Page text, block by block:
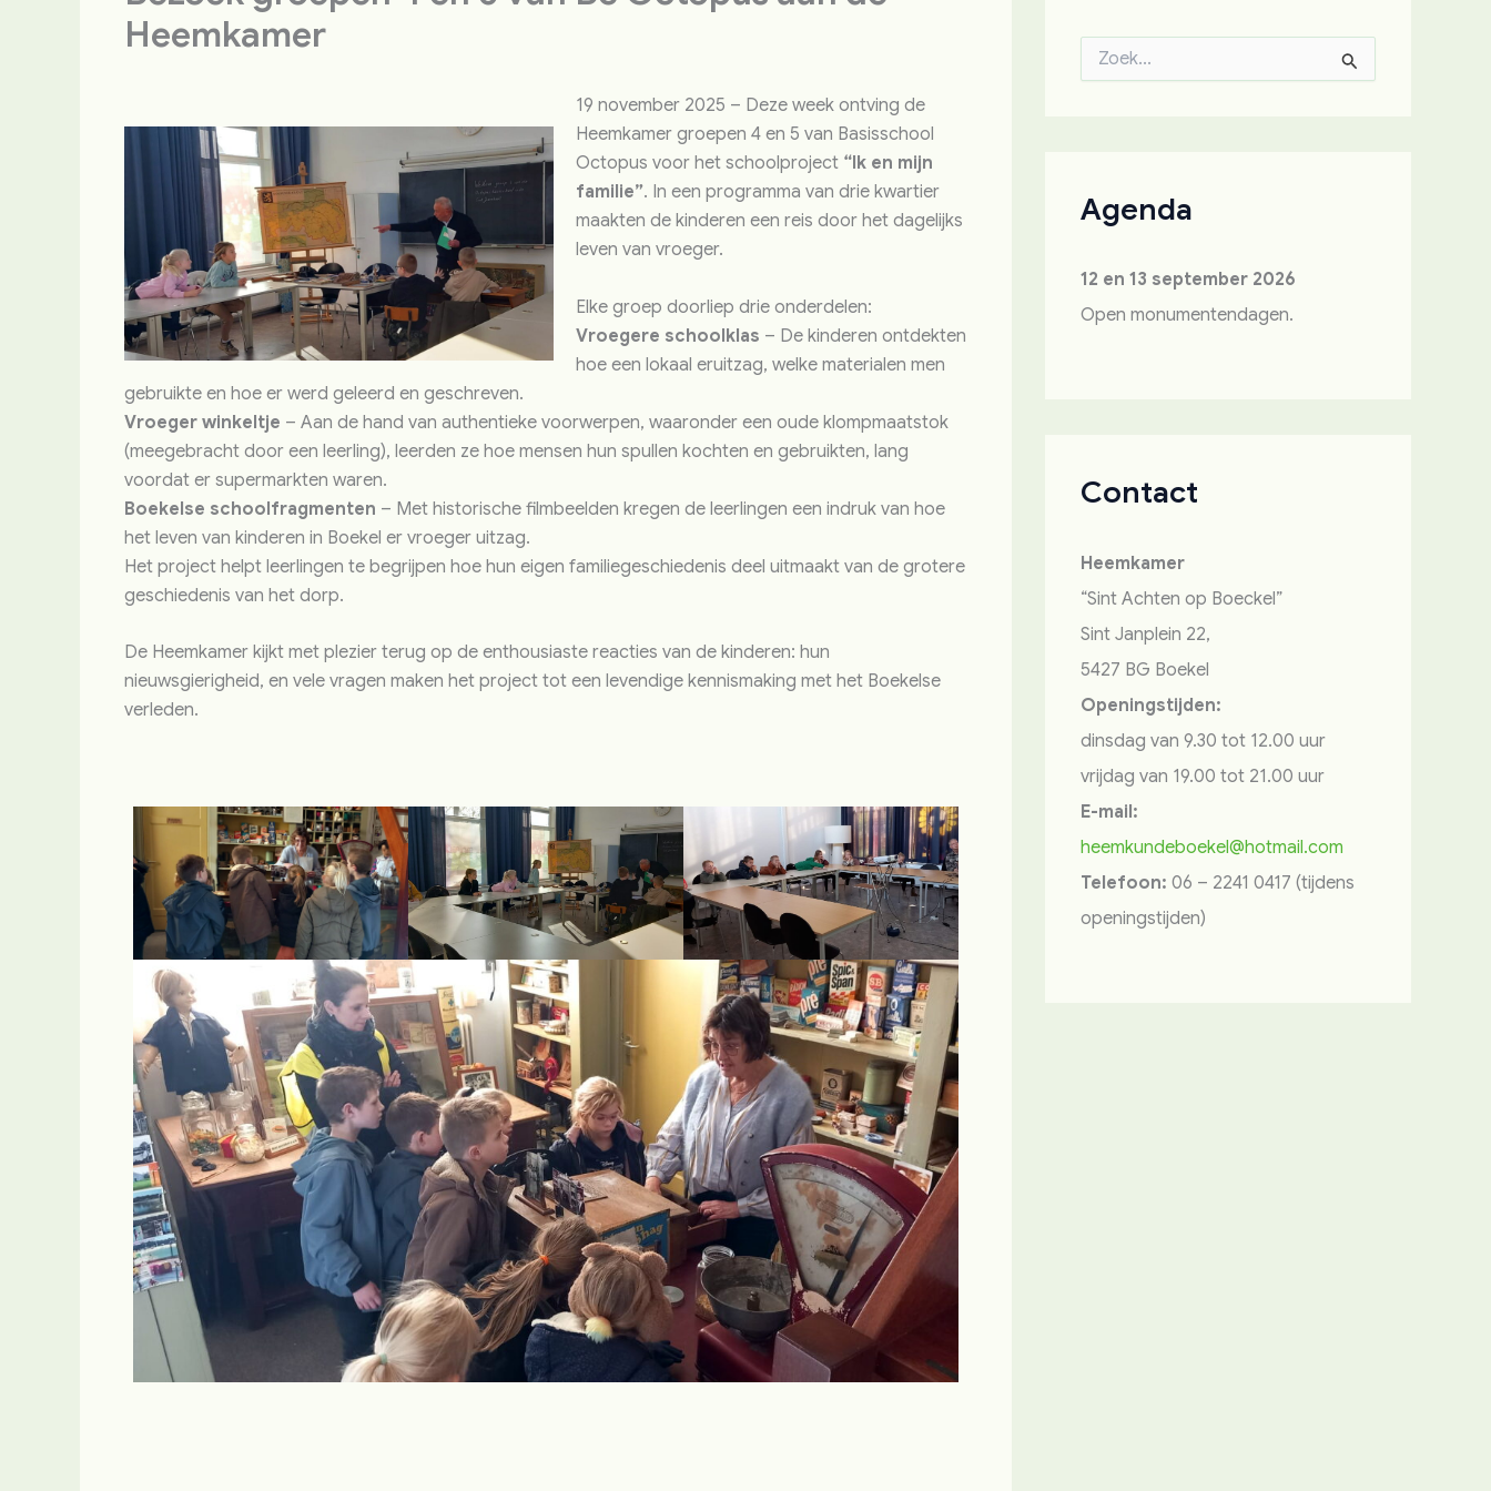
Heemkamer
19 november 2025 – Deze week ontving de
Heemkamer groepen 4 en 5 van Basisschool
Octopus voor het schoolproject “Ik en mijn
familie”. In een programma van drie kwartier
maakten de kinderen een reis door het dagelijks
leven van vroeger.
Elke groep doorliep drie onderdelen:
Vroegere schoolklas – De kinderen ontdekten
hoe een lokaal eruitzag, welke materialen men
gebruikte en hoe er werd geleerd en geschreven.
Vroeger winkeltje – Aan de hand van authentieke voorwerpen, waaronder een oude klompmaatstok
(meegebracht door een leerling), leerden ze hoe mensen hun spullen kochten en gebruikten, lang
voordat er supermarkten waren.
Boekelse schoolfragmenten – Met historische filmbeelden kregen de leerlingen een indruk van hoe
het leven van kinderen in Boekel er vroeger uitzag.
Het project helpt leerlingen te begrijpen hoe hun eigen familiegeschiedenis deel uitmaakt van de grotere
geschiedenis van het dorp.
De Heemkamer kijkt met plezier terug op de enthousiaste reacties van de kinderen: hun
nieuwsgierigheid, en vele vragen maken het project tot een levendige kennismaking met het Boekelse
verleden.
:Agenda
12 en 13 september 2026
Open monumentendagen.
Contact
Heemkamer
“Sint Achten op Boeckel”
Sint Janplein 22,
5427 BG Boekel
Openingstijden:
dinsdag van 9.30 tot 12.00 uur
vrijdag van 19.00 tot 21.00 uur
E-mail:
heemkundeboekel@hotmail.com
Telefoon: 06 – 2241 0417 (tijdens
openingstijden)